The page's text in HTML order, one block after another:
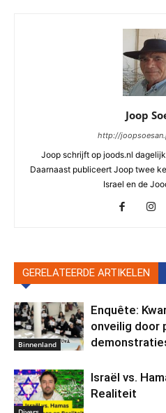
Joop
http://
Joop schrijft op joods.nl
Daarnaast publiceert Joop twee
Israel en de
GERELATEERDE ARTIKELEN
Binnenland
Enquête:
onveilig door
Israël vs.
Realiteit